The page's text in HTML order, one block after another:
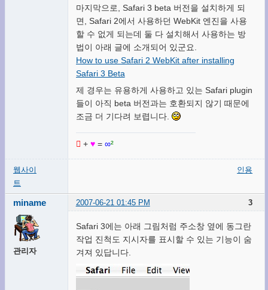
마지막으로, Safari 3 beta 버전을 설치하게 되
면, Safari 2에서 사용하던 WebKit 엔진을 사용
할 수 없게 되는데 둘 다 설치해서 사용하는 방
법이 아래 글에 소개되어 있군요.
How to use Safari 2 WebKit after installing
Safari 3 Beta
제 경우는 유용하게 사용하고 있는 Safari plugin
들이 아직 beta 버전과는 호환되지 않기 때문에
조금 더 기다려 보렵니다.
 + ♥= ∞²
웹사이
트
인용
3
miname 2007-06-21 01:45 PM
관리자
Safari 3에는 아래 그림처럼 주소창 옆에 동그란
작업 진척도 지시자를 표시할 수 있는 기능이 숨
겨져 있답니다.